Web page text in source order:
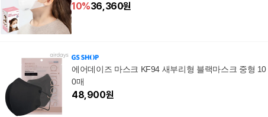
10%36,360원
에어데이즈 마스크 KF94 새부리형 블랙마스크 중형 10
0매
48,900원